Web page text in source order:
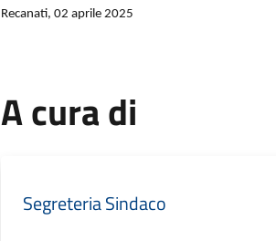
Recanati, 02 aprile 2025
A cura di
Segreteria Sindaco